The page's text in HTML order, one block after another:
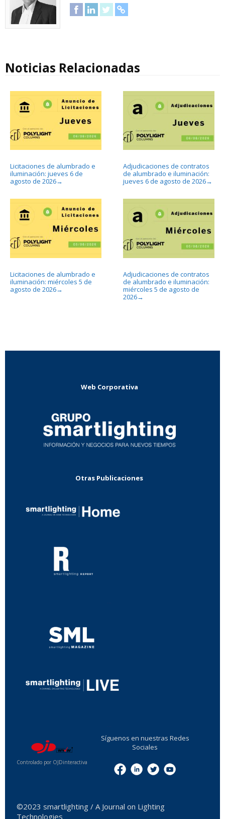
FacebookLinkedInTwitter
Noticias Relacionadas
Licitaciones de alumbrado e
iluminación: jueves 6 de
agosto de 2026→
Adjudicaciones de contratos
de alumbrado e iluminación:
jueves 6 de agosto de 2026→
Licitaciones de alumbrado e
iluminación: miércoles 5 de
agosto de 2026→
Adjudicaciones de contratos
de alumbrado e iluminación:
miércoles 5 de agosto de
2026→
Web Corporativa
Otras Publicaciones
Controlado por OJDinteractiva
Síguenos en nuestras Redes
Sociales
©2023 smartlighting / A Journal on Lighting
Technologies